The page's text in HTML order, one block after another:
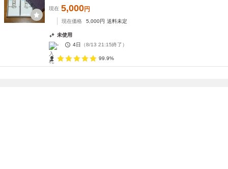
現在 5,000円
現在価格 5,000円 送料未定
未使用
-
4日 （8/13 21:15終了）
99.9%